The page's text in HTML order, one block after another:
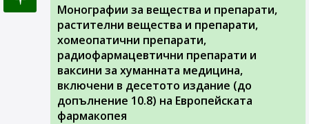
Монографии за вещества и препарати,
растителни вещества и препарати,
хомеопатични препарати,
радиофармацевтични препарати и
ваксини за хуманната медицина,
включени в десетото издание (до
допълнение 10.8) на Европейската
фармакопея